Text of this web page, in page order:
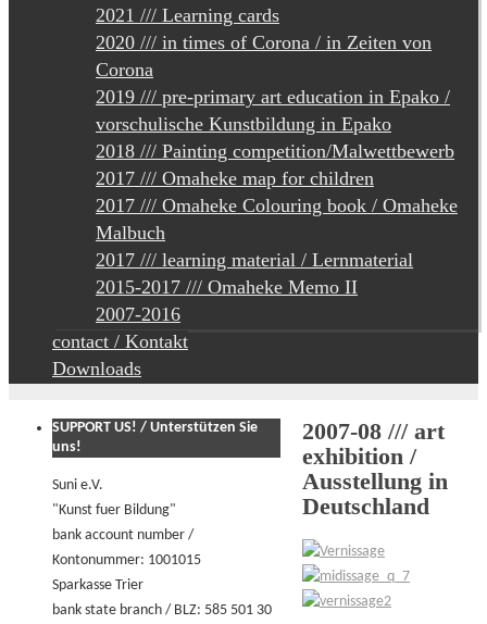
2021 /// Learning cards
2020 /// in times of Corona / in Zeiten von
Corona
2019 /// pre-primary art education in Epako /
vorschulische Kunstbildung in Epako
2018 /// Painting competition/Malwettbewerb
2017 /// Omaheke map for children
2017 /// Omaheke Colouring book / Omaheke
Malbuch
2017 /// learning material / Lernmaterial
2015-2017 /// Omaheke Memo II
2007-2016
contact / Kontakt
Downloads
2007-08 /// art
exhibition /
Ausstellung in
Deutschland
SUPPORT US! / Unterstützen Sie
uns!
Suni e.V.
"Kunst fuer Bildung"
bank account number /
Kontonummer: 1001015
Sparkasse Trier
bank state branch / BLZ: 585 501 30